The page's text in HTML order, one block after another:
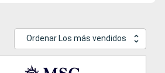
Ordenar Los más vendidos